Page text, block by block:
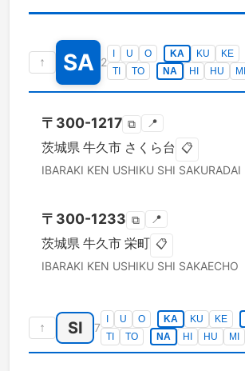
↑ SA 2
U O KA KU KE
TI
TO NA HI HU MI
〒 300-1217 ⧉ 📍
茨城県 牛久市 さくら台 📋
IBARAKI KEN USHIKU SHI SAKURADAI
〒 300-1233 ⧉ 📍
茨城県 牛久市 栄町 📋
IBARAKI KEN USHIKU SHI SAKAECHO
↑ SI 7
U O KA KU KE
TI
TO NA HI HU MI